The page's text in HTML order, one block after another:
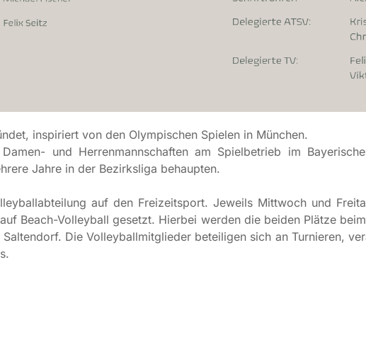
inspiriert von den Olympischen Spielen in München.
und Herrenmannschaften am Spielbetrieb im
Jahre in der Bezirksliga behaupten.
auf den Freizeitsport. Jeweils Mittwoch und
Beach-Volleyball gesetzt. Hierbei werden die beiden Plätze
Die Volleyballmitglieder beteiligen sich an Turnieren,